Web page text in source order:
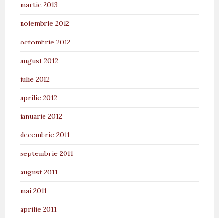
martie 2013
noiembrie 2012
octombrie 2012
august 2012
iulie 2012
aprilie 2012
ianuarie 2012
decembrie 2011
septembrie 2011
august 2011
mai 2011
aprilie 2011